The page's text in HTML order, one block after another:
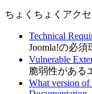
ちょくちょくアク
Technical
Joomla!の必
Vulnerable
脆弱性がある
What version of